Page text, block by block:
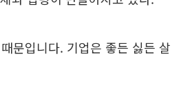
문입니다. 기업은 좋든 싫든 살